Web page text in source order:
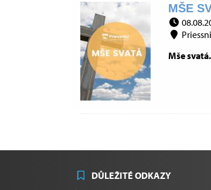
MŠE
Mše
DŮLEŽITÉ ODKAZY